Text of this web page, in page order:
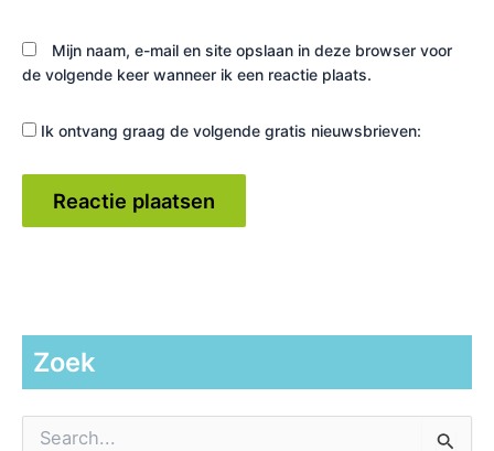
Mijn naam, e-mail en site opslaan in deze browser voor
de volgende keer wanneer ik een reactie plaats.
Ik ontvang graag de volgende gratis nieuwsbrieven:
Zoek